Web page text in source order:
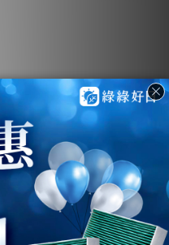
綠綠好日 浴室無痛清潔
組
NT$1,799
NT$2,434